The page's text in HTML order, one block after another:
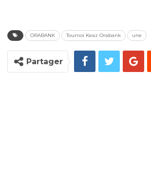
ORABANK Tournoi Keaz Orabank une
Partager